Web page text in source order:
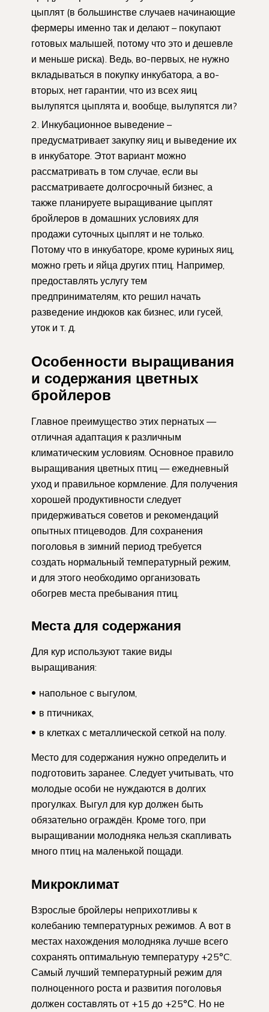
цыплят (в большинстве случаев начинающие
фермеры именно так и делают – покупают
готовых малышей, потому что это и дешевле
и меньше риска). Ведь, во-первых, не нужно
вкладываться в покупку инкубатора, а во-
вторых, нет гарантии, что из всех яиц
вылупятся цыплята и, вообще, вылупятся ли?
Инкубационное выведение –
предусматривает закупку яиц и выведение их
в инкубаторе. Этот вариант можно
рассматривать в том случае, если вы
рассматриваете долгосрочный бизнес, а
также планируете выращивание цыплят
бройлеров в домашних условиях для
продажи суточных цыплят и не только.
Потому что в инкубаторе, кроме куриных яиц,
можно греть и яйца других птиц. Например,
предоставлять услугу тем
предпринимателям, кто решил начать
разведение индюков как бизнес, или гусей,
уток и т. д.
Особенности выращивания
и содержания цветных
бройлеров
Главное преимущество этих пернатых —
отличная адаптация к различным
климатическим условиям. Основное правило
выращивания цветных птиц — ежедневный
уход и правильное кормление. Для получения
хорошей продуктивности следует
придерживаться советов и рекомендаций
опытных птицеводов. Для сохранения
поголовья в зимний период требуется
создать нормальный температурный режим,
и для этого необходимо организовать
обогрев места пребывания птиц.
Места для содержания
Для кур используют такие виды
выращивания:
напольное с выгулом,
в птичниках,
в клетках с металлической сеткой на полу.
Место для содержания нужно определить и
подготовить заранее. Следует учитывать, что
молодые особи не нуждаются в долгих
прогулках. Выгул для кур должен быть
обязательно ограждён. Кроме того, при
выращивании молодняка нельзя скапливать
много птиц на маленькой пощади.
Микроклимат
Взрослые бройлеры неприхотливы к
колебанию температурных режимов. А вот в
местах нахождения молодняка лучше всего
сохранять оптимальную температуру +25°C.
Самый лучший температурный режим для
полноценного роста и развития поголовья
должен составлять от +15 до +25°С. Но не